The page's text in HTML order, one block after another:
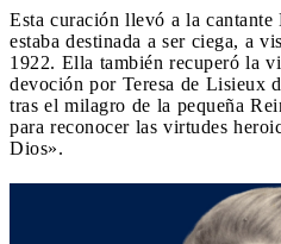
Esta curación llevó a la
estaba destinada a ser ciega, a
1922. Ella también recuperó la
devoción por Teresa de Lisieux
tras el milagro de la pequeña
para reconocer las virtudes
Dios».